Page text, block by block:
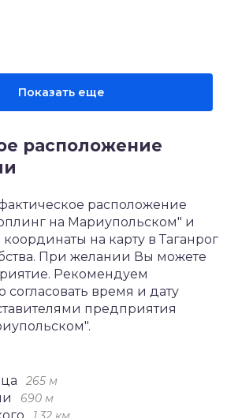
Показать еще
расположение
расположение
на Мариупольском" и
на карту в Таганрог
При желании Вы можете
Рекомендуем
согласовать время и дату
предприятия
265 м
690 м